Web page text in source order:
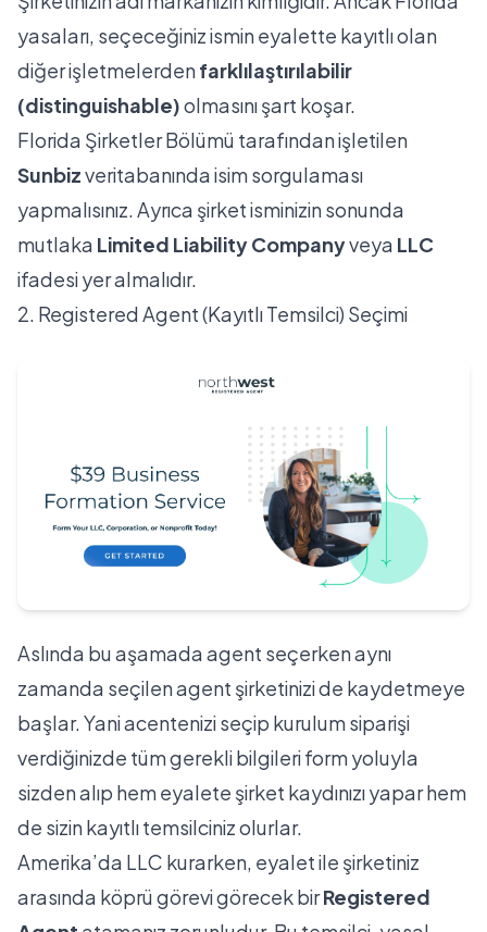
yasaları, seçeceğiniz ismin eyalette kayıtlı olan
diğer işletmelerdenfarklılaştırılabilir
(distinguishable)olmasını şart koşar.
Florida Şirketler Bölümü tarafından işletilen
Sunbizveritabanındaisim sorgulaması
yapmalısınız. Ayrıca şirket isminizin sonunda
mutlaka Limited Liability Companyveya LLC
ifadesi yer almalıdır.
2. Registered Agent (Kayıtlı Temsilci) Seçimi
Aslında bu aşamada agent seçerken aynı
zamanda seçilen agent şirketinizi de kaydetmeye
başlar. Yani acentenizi seçip kurulum siparişi
verdiğinizde tüm gerekli bilgileri form yoluyla
sizden alıp hem eyalete şirket kaydınızı yapar hem
de sizin kayıtlı temsilciniz olurlar.
Amerika’da LLC kurarken, eyalet ile şirketiniz
arasında köprü görevi görecek birRegistered